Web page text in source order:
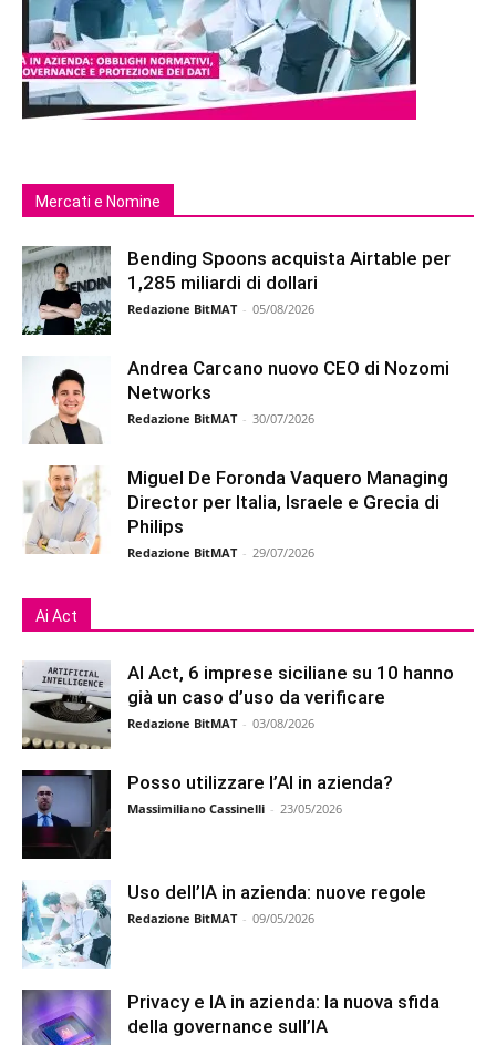
Mercati e Nomine
Bending Spoons acquista Airtable per
1,285 miliardi di dollari
Redazione BitMAT - 05/08/2026
Andrea Carcano nuovo CEO di Nozomi
Networks
Redazione BitMAT - 30/07/2026
Miguel De Foronda Vaquero Managing
Director per Italia, Israele e Grecia di
Philips
Redazione BitMAT - 29/07/2026
Ai Act
AI Act, 6 imprese siciliane su 10 hanno
già un caso d’uso da verificare
Redazione BitMAT - 03/08/2026
Posso utilizzare l’AI in azienda?
Massimiliano Cassinelli - 23/05/2026
Uso dell’IA in azienda: nuove regole
Redazione BitMAT - 09/05/2026
Privacy e IA in azienda: la nuova sfida
della governance sull’IA